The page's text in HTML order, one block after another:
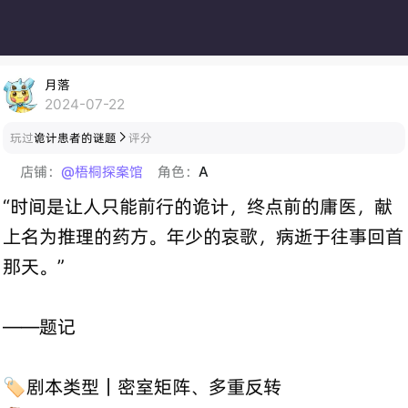
月落
2024-07-22
玩过诡计患者的谜题 评分
店铺： @梧桐探案馆 角色： A
“时间是让人只能前行的诡计，终点前的庸医，献
上名为推理的药方。年少的哀歌，病逝于往事回首
那天。”
——题记
🏷️剧本类型｜密室矩阵、多重反转